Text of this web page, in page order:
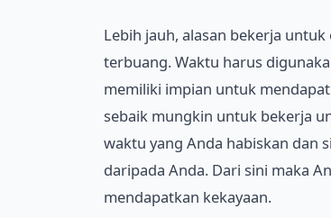
Lebih jauh, alasan bekerja
terbuang. Waktu harus
memiliki impian untuk
sebaik mungkin untuk bekerja
waktu yang Anda habiskan dan
daripada Anda. Dari sini maka
mendapatkan kekayaan.